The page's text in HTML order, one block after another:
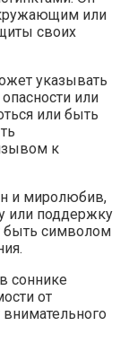
или
своих
указывать
или
или быть
к
и миролюбив,
или поддержку
быть символом
соннике
от
внимательного